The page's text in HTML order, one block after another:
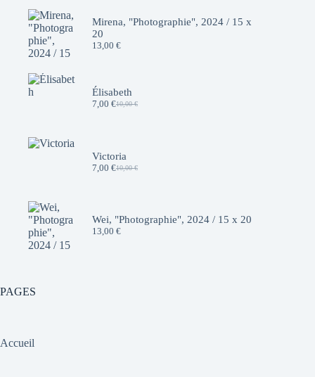
Mirena, "Photographie", 2024 / 15 x
20
13,00 €
Élisabeth
10,00€
Le
10,00 €.
7,00 €Le
7,00 €.
Victoria
10,00€
Le
10,00 €.
7,00 €Le
7,00 €.
Wei, "Photographie", 2024 / 15 x 20
13,00 €
PAGES
Accueil